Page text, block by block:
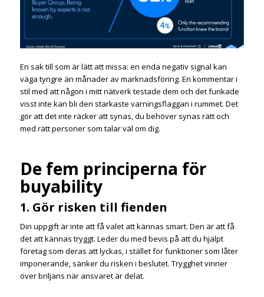
En sak till som är lätt att missa: en enda negativ signal kan
väga tyngre än månader av marknadsföring. En kommentar i
stil med att någon i mitt nätverk testade dem och det funkade
visst inte kan bli den starkaste varningsflaggan i rummet. Det
gör att det inte räcker att synas, du behöver synas rätt och
med rätt personer som talar väl om dig.
De fem principerna för
buyability
1. Gör risken till fienden
Din uppgift är inte att få valet att kännas smart. Den är att få
det att kännas tryggt. Leder du med bevis på att du hjälpt
företag som deras att lyckas, i stället för funktioner som låter
imponerande, sänker du risken i beslutet. Trygghet vinner
över briljans när ansvaret är delat.